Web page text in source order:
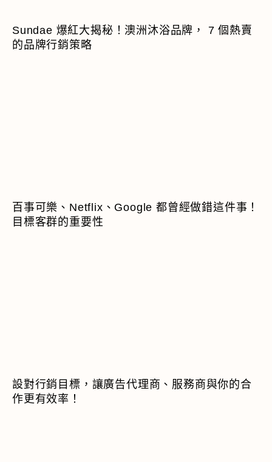
Sundae 爆紅大揭秘！澳洲沐浴品牌， 7 個熱賣
的品牌行銷策略
百事可樂、Netflix、Google 都曾經做錯這件事！
目標客群的重要性
設對行銷目標，讓廣告代理商、服務商與你的合
作更有效率！